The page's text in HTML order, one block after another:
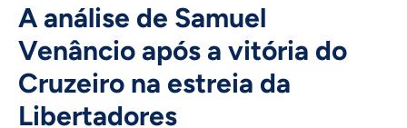
A análise de Samuel
Venâncio após a vitória do
Cruzeiro na estreia da
Libertadores